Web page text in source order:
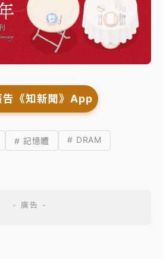
告《知新聞》App
# 記憶體
# DRAM